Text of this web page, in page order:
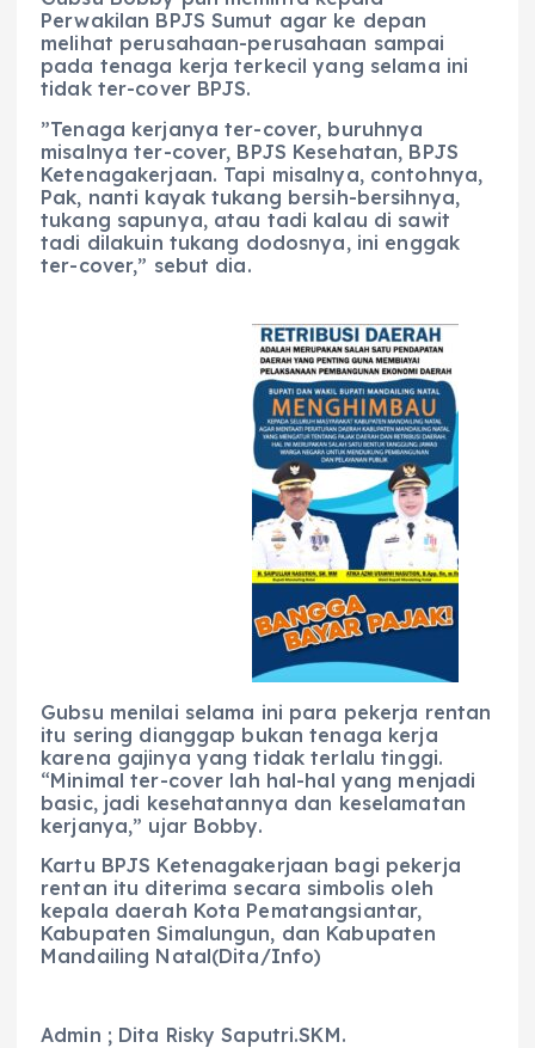
Perwakilan BPJS Sumut agar ke depan
melihat perusahaan-perusahaan sampai
pada tenaga kerja terkecil yang selama ini
tidak ter-cover BPJS.
​”Tenaga kerjanya ter-cover, buruhnya
misalnya ter-cover, BPJS Kesehatan, BPJS
Ketenagakerjaan. Tapi misalnya, contohnya,
Pak, nanti kayak tukang bersih-bersihnya,
tukang sapunya, atau tadi kalau di sawit
tadi dilakuin tukang dodosnya, ini enggak
ter-cover,” sebut dia.
Gubsu menilai selama ini para pekerja rentan
itu sering dianggap bukan tenaga kerja
karena gajinya yang tidak terlalu tinggi.
“Minimal ter-cover lah hal-hal yang menjadi
basic, jadi kesehatannya dan keselamatan
kerjanya,” ujar Bobby.
​Kartu BPJS Ketenagakerjaan bagi pekerja
rentan itu diterima secara simbolis oleh
kepala daerah Kota Pematangsiantar,
Kabupaten Simalungun, dan Kabupaten
Mandailing Natal(Dita/Info)
Admin ; Dita Risky Saputri.SKM.